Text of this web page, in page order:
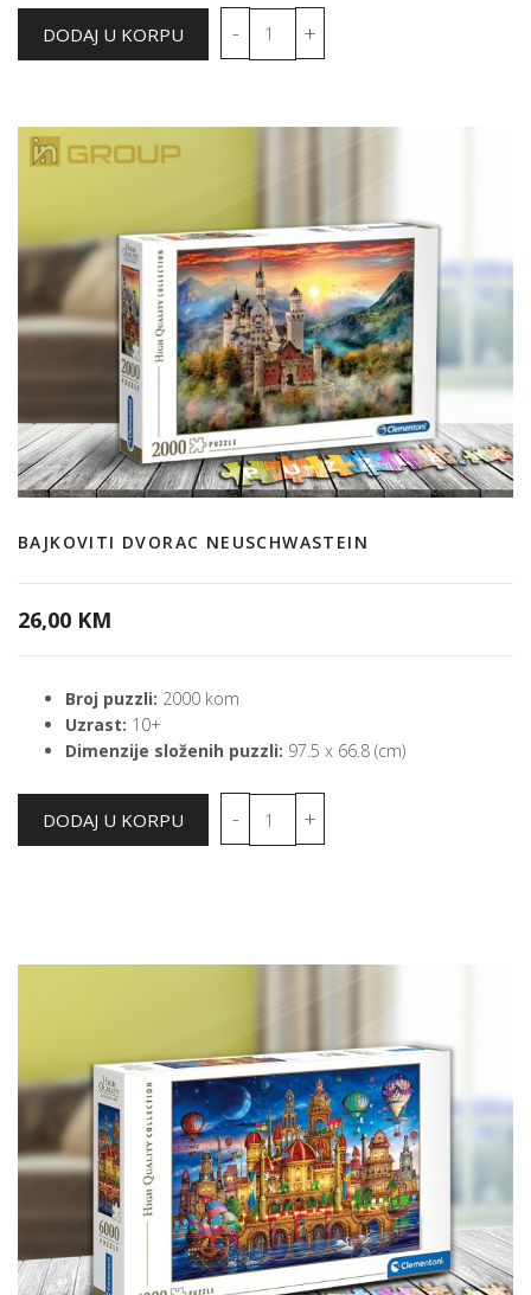
BAJKOVITI DVORAC NEUSCHWASTEIN
26,00 KM
Broj puzzli: 2000 kom
Uzrast: 10+
Dimenzije složenih puzzli: 97.5 x 66.8 (cm)